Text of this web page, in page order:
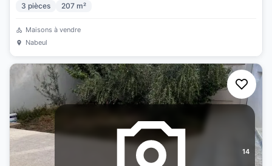
3 pièces 207 m²
Maisons à vendre
Nabeul
14